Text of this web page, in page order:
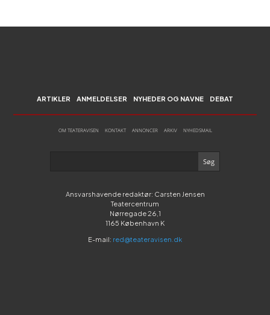
ARTIKLER ANMELDELSER NYHEDER OG NAVNE DEBAT
OM TEATERAVISEN KONTAKT ANNONCER ARKIV NYHEDSMAIL
Ansvarshavende redaktør: Carsten Jensen
Teatercentrum
Nørregade 26,1
1165 København K
E-mail: red@teateravisen.dk